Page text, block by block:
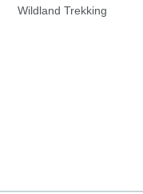
Wildland Trekking